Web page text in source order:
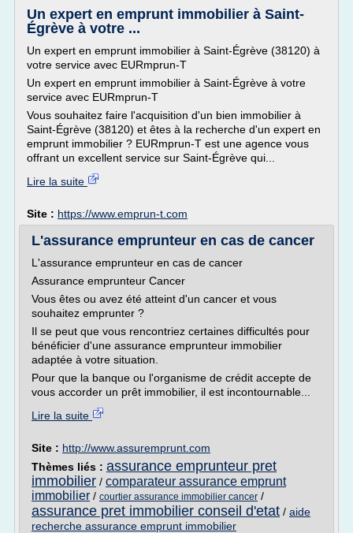
Un expert en emprunt immobilier à Saint-
Égrève à votre ...
Un expert en emprunt immobilier à Saint-Égrève (38120) à
votre service avec EURmprun-T
Un expert en emprunt immobilier à Saint-Égrève à votre
service avec EURmprun-T
Vous souhaitez faire l'acquisition d'un bien immobilier à
Saint-Égrève (38120) et êtes à la recherche d'un expert en
emprunt immobilier ? EURmprun-T est une agence vous
offrant un excellent service sur Saint-Égrève qui...
Lire la suite
Site : https://www.emprun-t.com
L'assurance emprunteur en cas de cancer
L'assurance emprunteur en cas de cancer
Assurance emprunteur Cancer
Vous êtes ou avez été atteint d'un cancer et vous
souhaitez emprunter ?
Il se peut que vous rencontriez certaines difficultés pour
bénéficier d'une assurance emprunteur immobilier
adaptée à votre situation.
Pour que la banque ou l'organisme de crédit accepte de
vous accorder un prêt immobilier, il est incontournable...
Lire la suite
Site : http://www.assuremprunt.com
Thèmes liés : assurance emprunteur pret
immobilier / comparateur assurance emprunt
immobilier / courtier assurance immobilier cancer /
assurance pret immobilier conseil d'etat / aide
recherche assurance emprunt immobilier